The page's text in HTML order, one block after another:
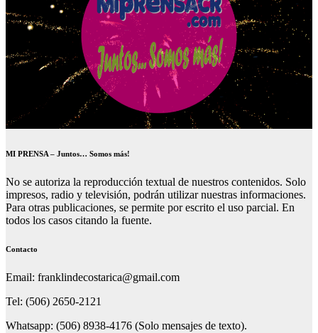
MI PRENSA – Juntos… Somos más!
No se autoriza la reproducción textual de nuestros contenidos. Solo
impresos, radio y televisión, podrán utilizar nuestras informaciones.
Para otras publicaciones, se permite por escrito el uso parcial. En
todos los casos citando la fuente.
Contacto
Email: franklindecostarica@gmail.com
Tel: (506) 2650-2121
Whatsapp: (506) 8938-4176 (Solo mensajes de texto).